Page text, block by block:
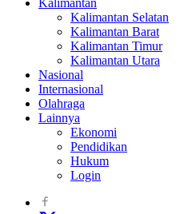
Kalimantan Selatan
Kalimantan Barat
Kalimantan Timur
Kalimantan Utara
Nasional
Internasional
Olahraga
Lainnya
Ekonomi
Pendidikan
Hukum
Login